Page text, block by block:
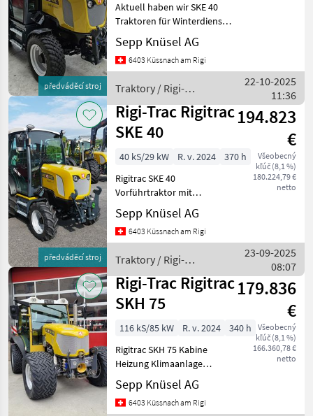
Zobrazit
všech
48
MARKETPLACE
Marketplace
Nabídky
prodejců
Inzeráty
předváděcí stroj
Aktuell haben wir SKE 40
Traktoren für Winterdienst
Miete Grundkosten
Auslieferung Mindestmiete
nach Absprache Traktory
Sepp Knüsel AG
6403 Küssnach am Rigi
Traktory / Rigi-
Trac
22-10-2025
11:36
předváděcí stroj
Rigi-Trac Rigitrac
SKE 40
194.823
€
Všeobecný
kľúč (8,1 %)
180.224,79 €
netto
40 kS/29 kW R. v. 2024
370 h
Rigitrac SKE 40
Vorführtraktor mit
Fronthydraulik und
Zapfwelle Rädere auf
Wunsch Traktory Tradičný
Sepp Knüsel AG
6403 Küssnach am Rigi
Traktory / Rigi-
Trac
23-09-2025
08:07
Rigi-Trac Rigitrac
SKH 75
179.836
€
Všeobecný
kľúč (8,1 %)
166.360,78 €
netto
116 kS/85 kW R. v. 2024
340 h
Rigitrac SKH 75 Kabine
Heizung Klimaanlage
Doppelrad Beleuchtung 2-
Leiter Anhängerbremse 3
DW hinten und 3 DW vorne
Sepp Knüsel AG
6403 Küssnach am Rigi